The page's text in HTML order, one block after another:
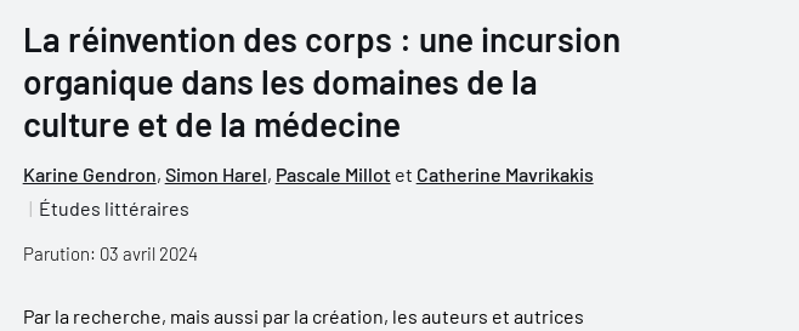
La réinvention des corps : une incursion
organique dans les domaines de la
culture et de la médecine
Karine Gendron, Simon Harel, Pascale Millotet Catherine Mavrikakis
Études littéraires
Parution: 03 avril 2024
Par la recherche, mais aussi par la création, les auteurs et autrices